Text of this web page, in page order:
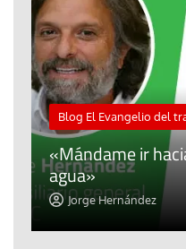
Blog El Evangelio del
«Mándame ir
agua»
Jorge Hernández